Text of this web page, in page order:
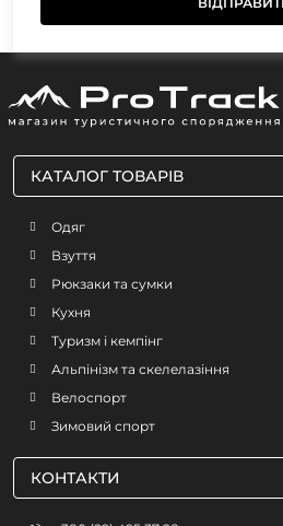
КАТАЛОГ ТОВАРІВ
Одяг
Взуття
Рюкзаки та сумки
Кухня
Туризм і кемпінг
Альпінізм та скелелазіння
Велоспорт
Зимовий спорт
КОНТАКТИ